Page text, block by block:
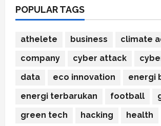
POPULAR TAGS
athelete business
climate
company
cyber attack
data
eco innovation
energi
energi terbarukan
football
green tech
hacking health